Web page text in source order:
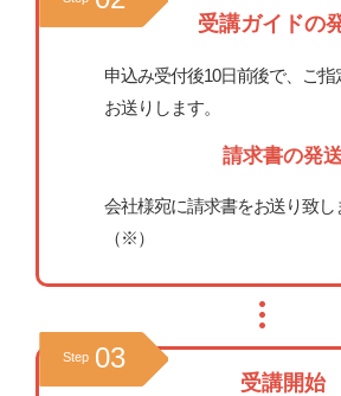
受講ガイドの
申込み受付後10日前後で、ご
お送りします。
請求書の発
会社様宛に請求書をお送り致し
（※）
Step 03
受講開始